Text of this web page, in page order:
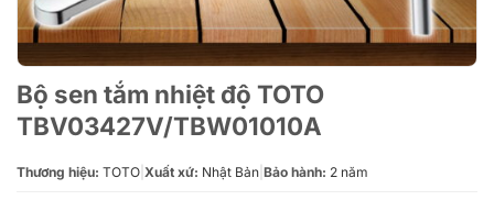
Bộ sen tắm nhiệt độ TOTO
TBV03427V/TBW01010A
Thương hiệu: TOTO Xuất xứ: Nhật Bản Bảo hành: 2 năm